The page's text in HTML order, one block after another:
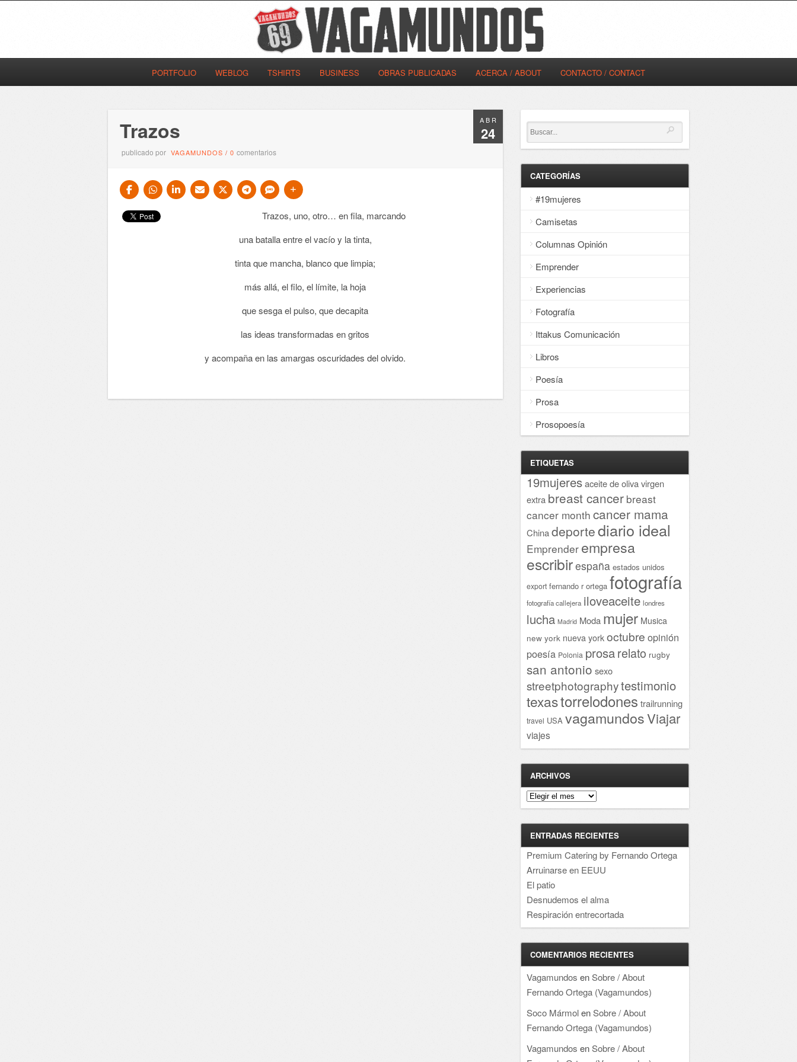
PORTFOLIO WEBLOG TSHIRTS BUSINESS OBRAS PUBLICADAS ACERCA / ABOUT CONTACTO / CONTACT
ABR
24
Trazos
publicado por VAGAMUNDOS /0comentarios
Trazos, uno, otro… en fila, marcando
una batalla entre el vacío y la tinta,
tinta que mancha, blanco que limpia;
más allá, el filo, el límite, la hoja
que sesga el pulso, que decapita
las ideas transformadas en gritos
y acompaña en las amargas oscuridades del olvido.
CATEGORÍAS
#19mujeres
Camisetas
Columnas Opinión
Emprender
Experiencias
Fotografía
Ittakus Comunicación
Libros
Poesía
Prosa
Prosopoesía
ETIQUETAS
19mujeresaceite de oliva virgen
extra breast cancer breast
cancer month cancer mama
Chinadeportediario ideal
Emprender empresa
escribirespaña estados unidos
export fernando r ortega fotografía
fotografía callejera iloveaceite londres
lucha Madrid Moda mujer Musica
new york nueva york octubre opinión
poesía Polonia prosarelato rugby
san antonio sexo
streetphotographytestimonio
texastorrelodones trailrunning
travel USA vagamundosViajar
viajes
ARCHIVOS
Archivos
ENTRADAS RECIENTES
Premium Catering by Fernando Ortega
Arruinarse en EEUU
El patio
Desnudemos el alma
Respiración entrecortada
COMENTARIOS RECIENTES
Vagamundos enSobre / About
Fernando Ortega (Vagamundos)
Soco MármolenSobre / About
Fernando Ortega (Vagamundos)
Vagamundos enSobre / About